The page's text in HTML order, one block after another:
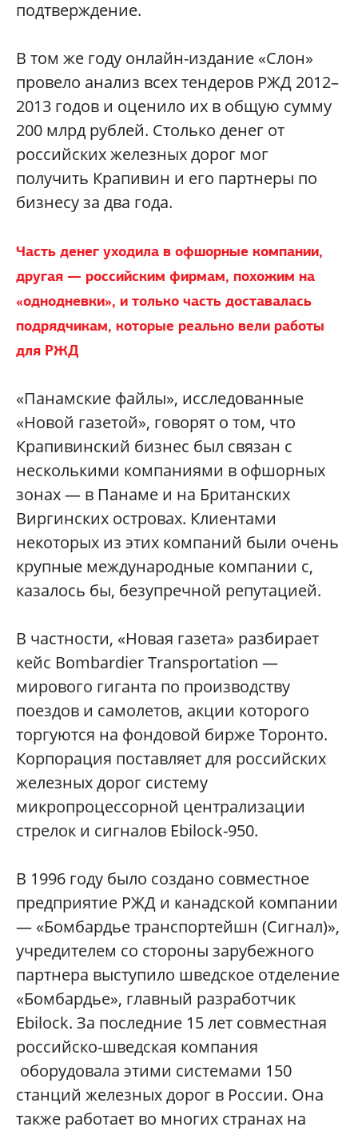
подтверждение.
В том же году онлайн-издание «Слон»
провело анализ всех тендеров РЖД 2012–
2013 годов и оценило их в общую сумму
200 млрд рублей. Столько денег от
российских железных дорог мог
получить Крапивин и его партнеры по
бизнесу за два года.
Часть денег уходила в офшорные компании,
другая — российским фирмам, похожим на
«однодневки», и только часть доставалась
подрядчикам, которые реально вели работы
для РЖД
«Панамские файлы», исследованные
«Новой газетой», говорят о том, что
Крапивинский бизнес был связан с
несколькими компаниями в офшорных
зонах — в Панаме и на Британских
Виргинских островах. Клиентами
некоторых из этих компаний были очень
крупные международные компании с,
казалось бы, безупречной репутацией.
В частности, «Новая газета» разбирает
кейс Bombardier Transportation —
мирового гиганта по производству
поездов и самолетов, акции которого
торгуются на фондовой бирже Торонто.
Корпорация поставляет для российских
железных дорог систему
микропроцессорной централизации
стрелок и сигналов Ebilock-950.
В 1996 году было создано совместное
предприятие РЖД и канадской компании
— «Бомбардье транспортейшн (Сигнал)»,
учредителем со стороны зарубежного
партнера выступило шведское отделение
«Бомбардье», главный разработчик
Ebilock. За последние 15 лет совместная
российско-шведская компания
оборудовала этими системами 150
станций железных дорог в России. Она
также работает во многих странах на